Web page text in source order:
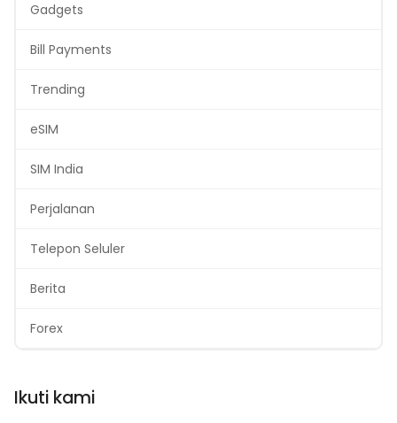
Gadgets
Bill Payments
Trending
eSIM
SIM India
Perjalanan
Telepon Seluler
Berita
Forex
Ikuti kami